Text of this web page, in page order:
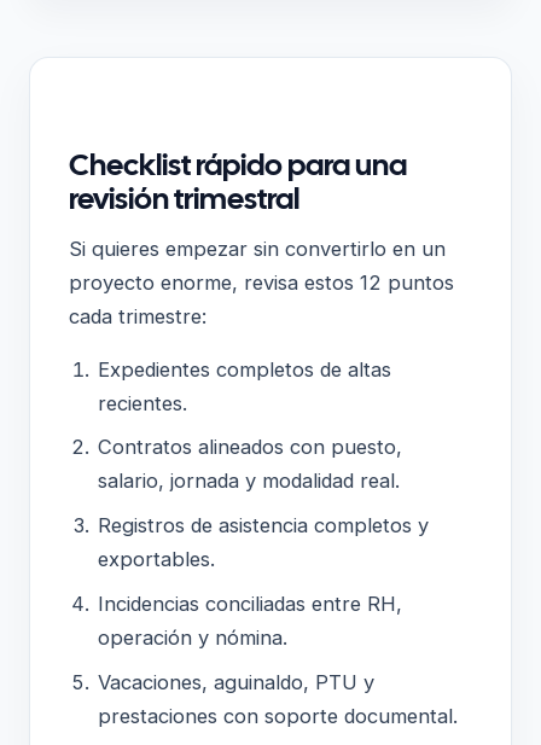
Checklist rápido para una
revisión trimestral
Si quieres empezar sin convertirlo en un
proyecto enorme, revisa estos 12 puntos
cada trimestre:
Expedientes completos de altas
recientes.
Contratos alineados con puesto,
salario, jornada y modalidad real.
Registros de asistencia completos y
exportables.
Incidencias conciliadas entre RH,
operación y nómina.
Vacaciones, aguinaldo, PTU y
prestaciones con soporte documental.